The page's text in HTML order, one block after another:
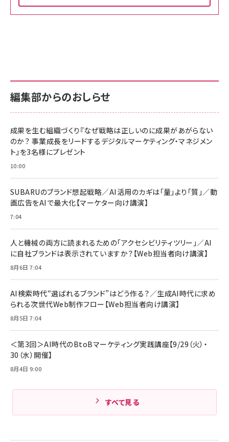
￥880
anan(アンアン)2026/06/24号 No.2500増刊
スペシャルエディション[王道エンタメの矜持／
￥1,100
anan(アンアン)2026/07/08号 No.2502[2026
￥880
ママ投資家が育休中に１億貯めた株式投資
組織の成果を最大化する ルールのデザイン
￥1,980
Amazonランキングをもっと見る
サポート正規品 メーカー保証5年 KLMEA128G
NIMASO ガラスフィルム iPhone 17 用 保護フィ
すい ガイド枠付き いPhone17 (6.3インチ) 対応
2枚セット DSP25F1698
￥1,599
￥6,980
全ワイヤレスイヤホン/アクティブノイズキャンセリ
技術基準適合】ブラック
￥5,990
ケーブル Anker絡まないケーブル 240W 結束バン
ド付き USB PD対応 シリコン素材採用 iPhone
17 / 16 / 15 / Galaxy iPad Pro MacBook
Pro/Air 各種対応 (1.8m ミッドナイトブラック)
￥1,890
サポート正規品 メーカー保証5年 KLMEA128G
Amazon eギフトカード - Amazonロゴ - クラ
￥5,000
Anker PowerLine III Flow USB-C & USB-C
Pro/Air 各種対応 (1.8m ミッドナイトブラック)
￥1,890
サッポロ 生ビール 黒ラベル 350ml 缶 24本 ビー
ル ケース買い【6/30応募〆切! 黒ラベルビヤセラー
￥4,857
編集部からのおしらせ
成果を生む組織づくり『なぜ戦略は正しいのに成果があがらない
のか？ 事業成長をリードするデジタルマーケティング・マネジメン
ト』を3名様にプレゼント
10:00
SUBARUのブランド想起戦略／AI活用のカギは「量」より「質」／動
画広告をAIで最大化【マーケター向け講演】
7:04
人と機械の両方に読まれるための「アクセシビリティツリー」／AI
に自社ブランドは表示されていますか？【Web担当者向け講演】
8月6日 7:04
AI検索時代“選ばれるブランド”はどう作る？／生成AI時代に求め
られる次世代Web制作フロー【Web担当者向け講演】
8月5日 7:04
＜第3回＞AI時代のBtoBマーケティング実践講座【9/29（火）・
30（水）開催】
8月4日 9:00
すべて見る